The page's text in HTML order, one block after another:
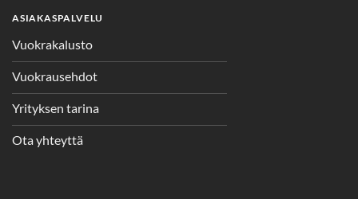
ASIAKASPALVELU
Vuokrakalusto
Vuokrausehdot
Yrityksen tarina
Ota yhteyttä